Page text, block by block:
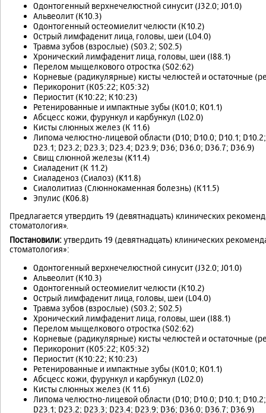
Одонтогенный верхнечелюстной синусит (J32.0; J01.0)
Альвеолит (К10.3)
Одонтогенный остеомиелит челюсти (К10.2)
Острый лимфаденит лица, головы, шеи (L04.0)
Травма зубов (взрослые) (S03.2; S02.5)
Хронический лимфаденит лица, головы, шеи (I88.1)
Перелом мыщелкового отростка (S02:62)
Корневые (радикулярные) кисты челюстей и остаточные
Перикоронит (К05:22; К05:32)
Периостит (К10:22; К10:23)
Ретенированные и импактные зубы (К01.0; К01.1)
Абсцесс кожи, фурункул и карбункул (L02.0)
Кисты слюнных желез (К 11.6)
Липома челюстно-лицевой области (D10; D10.0; D10.1;
D23.1; D23.2; D23.3; D23.4; D23.9; D36; D36.0; D36.7; D36.9)
Свищ слюнной железы (K11.4)
Сиаладенит (К 11.2)
Сиаладеноз (Сиалоз) (K11.8)
Сиалолитиаз (Слюннокаменная болезнь) (К11.5)
Эпулис (K06.8)
Предлагается утвердить 19 (девятнадцать) клинических
стоматология».
Постановили:утвердить 19 (девятнадцать) клинических
стоматология»:
Одонтогенный верхнечелюстной синусит (J32.0; J01.0)
Альвеолит (К10.3)
Одонтогенный остеомиелит челюсти (К10.2)
Острый лимфаденит лица, головы, шеи (L04.0)
Травма зубов (взрослые) (S03.2; S02.5)
Хронический лимфаденит лица, головы, шеи (I88.1)
Перелом мыщелкового отростка (S02:62)
Корневые (радикулярные) кисты челюстей и остаточные
Перикоронит (К05:22; К05:32)
Периостит (К10:22; К10:23)
Ретенированные и импактные зубы (К01.0; К01.1)
Абсцесс кожи, фурункул и карбункул (L02.0)
Кисты слюнных желез (К 11.6)
Липома челюстно-лицевой области (D10; D10.0; D10.1;
D23.1; D23.2; D23.3; D23.4; D23.9; D36; D36.0; D36.7; D36.9)